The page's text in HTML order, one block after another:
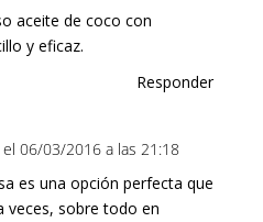
aceite de coco con
y eficaz.
Responder
el 06/03/2016 a las 21:18
es una opción perfecta que
veces, sobre todo en